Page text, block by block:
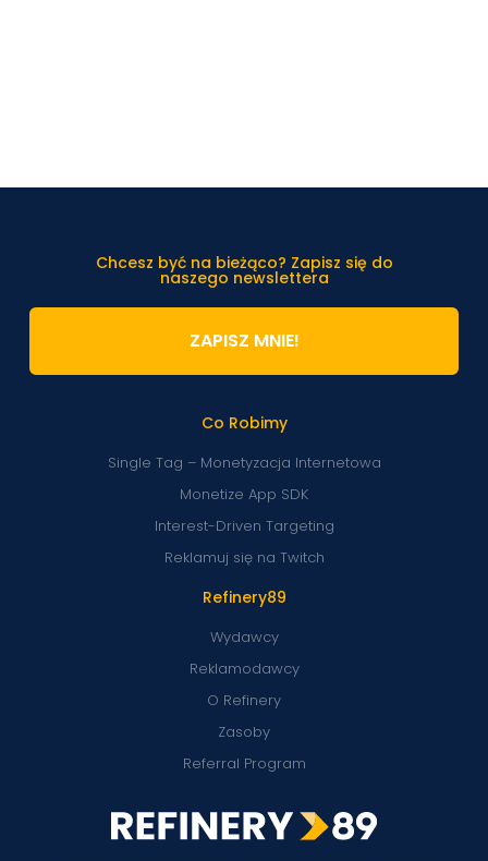
Refinery89
Wydawcy
Reklamodawcy
O Refinery
Zasoby
Referral Program
Co Robimy
Single Tag – Monetyzacja Internetowa
Monetize App SDK
Interest-Driven Targeting
Reklamuj się na Twitch
Chcesz być na bieżąco? Zapisz się do
naszego newslettera
ZAPISZ MNIE!